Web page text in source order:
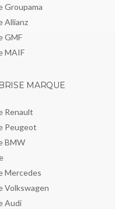
Groupama
Allianz
GMF
MAIF
MARQUE
Renault
Peugeot
BMW
Mercedes
Volkswagen
Audi